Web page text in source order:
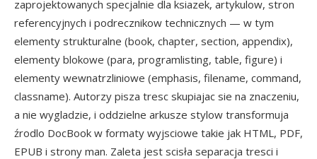
zaprojektowanych specjalnie dla ksiazek, artykulow, stron
referencyjnych i podrecznikow technicznych — w tym
elementy strukturalne (book, chapter, section, appendix),
elementy blokowe (para, programlisting, table, figure) i
elementy wewnatrzliniowe (emphasis, filename, command,
classname). Autorzy pisza tresc skupiajac sie na znaczeniu,
a nie wygladzie, i oddzielne arkusze stylow transformuja
źrodlo DocBook w formaty wyjsciowe takie jak HTML, PDF,
EPUB i strony man. Zaleta jest scisła separacja tresci i